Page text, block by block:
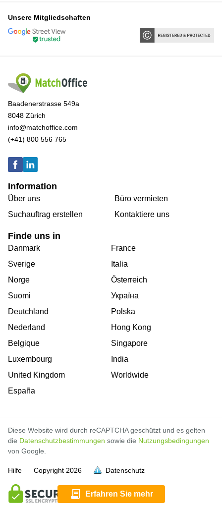
Erfahren Sie mehr
voll
voll
voll
voll
voll
voll
Unsere Mitgliedschaften
Baadenerstrasse 549a
8048 Zürich
info@matchoffice.com
(+41) 800 556 765
Information
Über uns
Suchauftrag erstellen
Büro vermieten
Kontaktiere uns
Finde uns in
Danmark
Sverige
Norge
Suomi
Deutchland
Nederland
Belgique
Luxembourg
United Kingdom
España
France
Italia
Österreich
Україна
Polska
Hong Kong
Singapore
India
Worldwide
Diese Website wird durch reCAPTCHA geschützt und es gelten
die Datenschutzbestimmungen sowie die Nutzungsbedingungen
von Google.
Hilfe Copyright 2026 Datenschutz